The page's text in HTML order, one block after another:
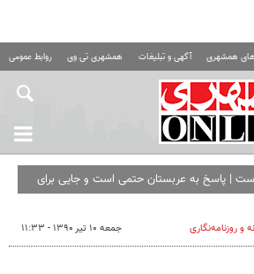
های همشهری آگهی و تبلیغات همشهری تی وی روابط عمومی
| پاسخ به عربستان حتمی است و جایی برای
و روزنامه‌نگاری جمعه ۱۰ تیر ۱۳۹۰ - ۱۱:۳۳